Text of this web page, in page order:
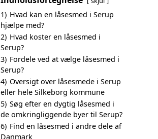
1) Hvad kan en låsesmed i Serup
hjælpe med?
2) Hvad koster en låsesmed i
Serup?
3) Fordele ved at vælge låsesmed i
Serup?
4) Oversigt over låsesmede i Serup
eller hele Silkeborg kommune
5) Søg efter en dygtig låsesmed i
de omkringliggende byer til Serup?
6) Find en låsesmed i andre dele af
Danmark